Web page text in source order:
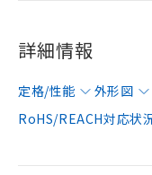
詳細情報
定格/性能 外形図
RoHS/REACH対応状